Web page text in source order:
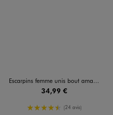
Escarpins femme unis bout amande ouverts au talon
34,99 €
4.5/5 de moyenne
(24 avis)